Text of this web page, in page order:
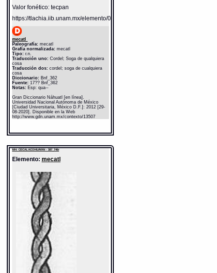
Valor fonético: tecpan
https://tlachia.iib.unam.mx/elemento/05.11.03
mecatl
Paleografía:mecatl
Grafía normalizada:mecatl
Tipo:r.n.
Traducción uno:Cordel; Soga de qualquiera
cosa
Traducción dos:cordel; soga de cualquiera
cosa
Diccionario: Bnf_362
Fuente:17?? Bnf_362
Notas:Esp: qua--
Gran Diccionario Náhuatl [en línea].
Universidad Nacional Autónoma de México
[Ciudad Universitaria, México D.F.]: 2012 [29-
08-2020]. Disponible en la Web
http://www.gdn.unam.mx/contexto/13507
MH: CECALACOHUAYAN - 387_746r
Elemento: mecatl